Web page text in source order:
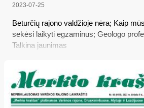
2023-07-25
Beturčių rajono valdžioje nėra; Kaip
sekėsi laikyti egzaminus; Geologo
Talkina jaunimas